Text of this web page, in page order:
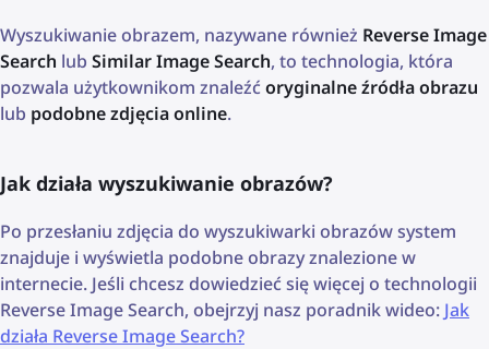
Wyszukiwanie obrazem, nazywane również Reverse Image
Search lub Similar Image Search, to technologia, która
pozwala użytkownikom znaleźć oryginalne źródła obrazu
lub podobne zdjęcia online.
Jak działa wyszukiwanie obrazów?
Po przesłaniu zdjęcia do wyszukiwarki obrazów system
znajduje i wyświetla podobne obrazy znalezione w
internecie. Jeśli chcesz dowiedzieć się więcej o technologii
Reverse Image Search, obejrzyj nasz poradnik wideo: Jak
działa Reverse Image Search?